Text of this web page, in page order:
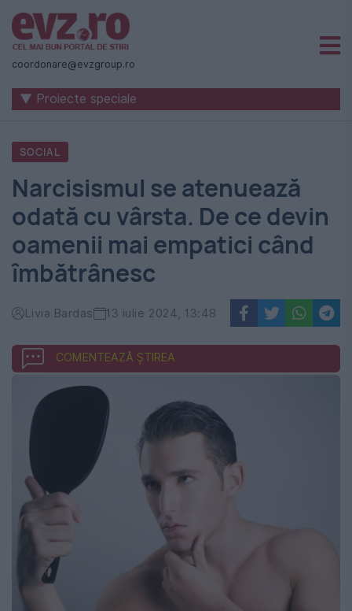
Știri
naționale
internaționale
România
-
Evenimentul
Zilei
coordonare@evzgroup.ro
▼ Proiecte speciale
SOCIAL
Narcisismul se atenuează
odată cu vârsta. De ce devin
oamenii mai empatici când
îmbătrânesc
Livia Bardas 13 iulie 2024, 13:48
COMENTEAZĂ ȘTIREA